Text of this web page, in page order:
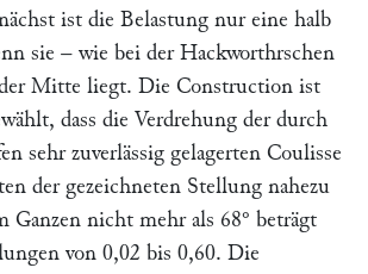
ist die Belastung nur eine halb
sie – wie bei der Hackworthrschen
Mitte liegt. Die Construction ist
dass die Verdrehung der durch
sehr zuverlässig gelagerten Coulisse
der gezeichneten Stellung nahezu
Ganzen nicht mehr als 68° beträgt
von 0,02 bis 0,60. Die